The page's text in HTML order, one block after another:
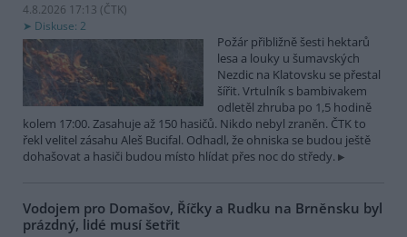
4.8.2026 17:13 (ČTK)
Diskuse: 2
Požár přibližně šesti hektarů
lesa a louky u šumavských
Nezdic na Klatovsku se přestal
šířit. Vrtulník s bambivakem
odletěl zhruba po 1,5 hodině
kolem 17:00. Zasahuje až 150 hasičů. Nikdo nebyl zraněn. ČTK to
řekl velitel zásahu Aleš Bucifal. Odhadl, že ohniska se budou ještě
dohašovat a hasiči budou místo hlídat přes noc do středy.
Vodojem pro Domašov, Říčky a Rudku na Brněnsku byl
prázdný, lidé musí šetřit